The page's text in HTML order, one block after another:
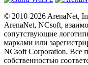
© 2010-2026 ArenaNet,
ArenaNet, NCsoft,
сопутствующие
марками или
NCsoft Corporation. Все
собственностью